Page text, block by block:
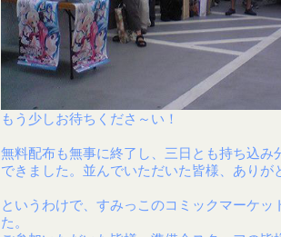
もう少しお待ちくださ～い！
無料配布も無事に終了し、三日とも持ち込み
できました。並んでいただいた皆様、ありが
というわけで、すみっこのコミックマーケッ
た。